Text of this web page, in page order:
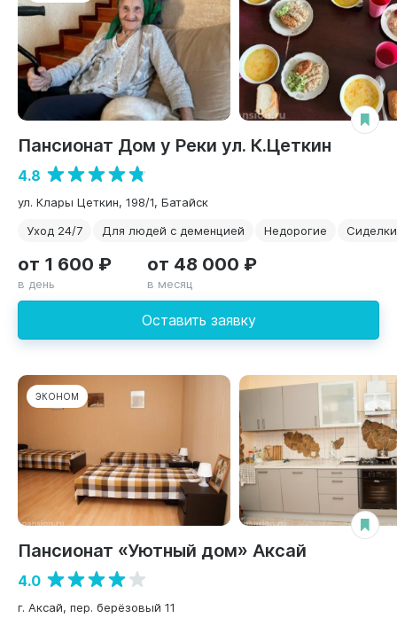
Пансионат Дом у Реки ул. К.Цеткин
4.8
ул. Клары Цеткин, 198/1, Батайск
Уход 24/7
Для людей с деменцией Недорогие Сиделки
Оставить заявку
от 1 600 ₽
в день
от 48 000 ₽
в месяц
ЭКОНОМ
Пансионат «Уютный дом» Аксай
4.0
г. Аксай, пер. берёзовый 11